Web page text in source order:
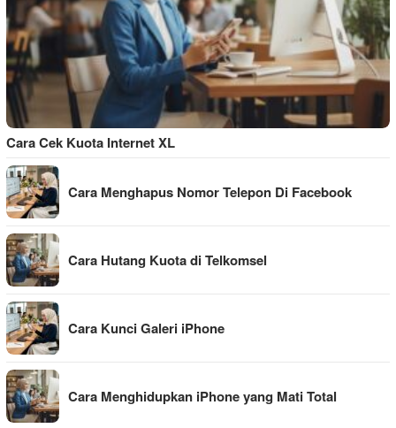
Cara Cek Kuota Internet XL
Cara Menghapus Nomor Telepon Di Facebook
Cara Hutang Kuota di Telkomsel
Cara Kunci Galeri iPhone
Cara Menghidupkan iPhone yang Mati Total